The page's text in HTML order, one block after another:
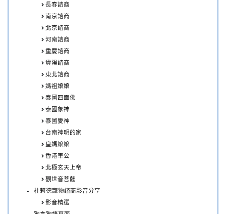
長春諮商
南京諮商
北京諮商
河南諮商
重慶諮商
貴陽諮商
東北諮商
媽祖娘娘
泰國四面佛
泰國象神
泰國愛神
台南神明的家
皇媽娘娘
香港車公
北極玄天上帝
觀世音菩薩
杜莉德寵物諮商影音分享
影音精選